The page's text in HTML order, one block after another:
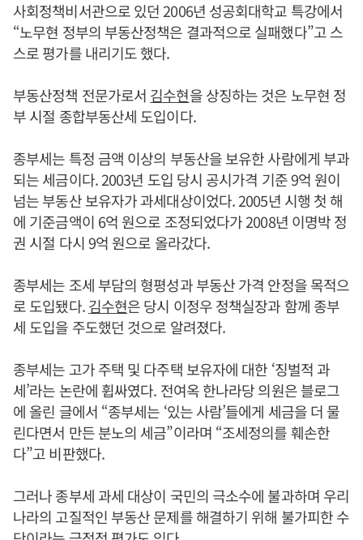
사회정책비서관으로 있던 2006년 성공회대학교 특강에서
“노무현 정부의 부동산정책은 결과적으로 실패했다”고 스
스로 평가를 내리기도 했다.
부동산정책 전문가로서 김수현을 상징하는 것은 노무현 정
부 시절 종합부동산세 도입이다.
종부세는 특정 금액 이상의 부동산을 보유한 사람에게 부과
되는 세금이다. 2003년 도입 당시 공시가격 기준 9억 원이
넘는 부동산 보유자가 과세대상이었다. 2005년 시행 첫 해
에 기준금액이 6억 원으로 조정되었다가 2008년 이명박 정
권 시절 다시 9억 원으로 올라갔다.
종부세는 조세 부담의 형평성과 부동산 가격 안정을 목적으
로 도입됐다.김수현은 당시 이정우 정책실장과 함께 종부
세 도입을 주도했던 것으로 알려졌다.
종부세는 고가 주택 및 다주택 보유자에 대한 ‘징벌적 과
세’라는 논란에 휩싸였다. 전여옥 한나라당 의원은 블로그
에 올린 글에서 “종부세는 ‘있는 사람’들에게 세금을 더 물
린다면서 만든 분노의 세금”이라며 “조세정의를 훼손한
다”고 비판했다.
그러나 종부세 과세 대상이 국민의 극소수에 불과하며 우리
나라의 고질적인 부동산 문제를 해결하기 위해 불가피한 수